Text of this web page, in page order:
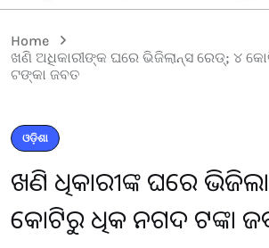
Home
ଖଣି ଅଧିକାରୀଙ୍କ ଘରେ ଭିଜିଲାନ୍ସ ରେଡ୍; ୪
ଟଙ୍କା ଜବତ
ଓଡ଼ିଶା
ଖଣି ଅଧିକାରୀଙ୍କ ଘରେ
କୋଟିରୁ ଅଧିକ ନଗଦ ଟଙ୍କା